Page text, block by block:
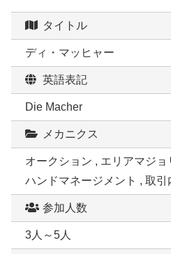
タイトル
ディ・マッヒャー
英語表記
Die Macher
メカニクス
オークション , エリアマジ
ハンドマネージメント , 取引
参加人数
3人～5人